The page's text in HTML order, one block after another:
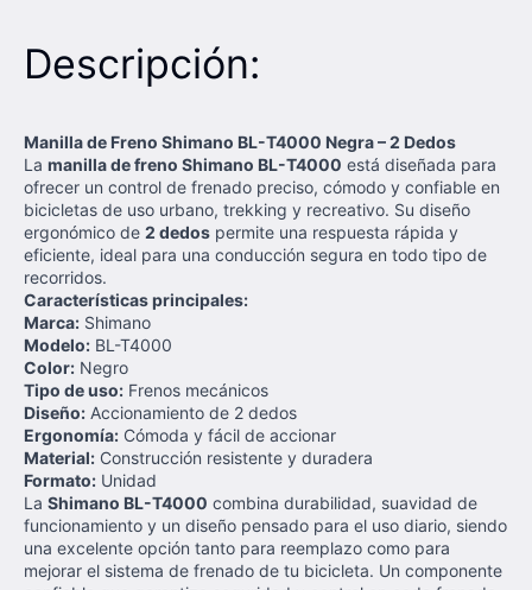
Descripción:
Manilla de Freno Shimano BL-T4000 Negra – 2 Dedos
La manilla de freno Shimano BL-T4000 está diseñada para
ofrecer un control de frenado preciso, cómodo y confiable en
bicicletas de uso urbano, trekking y recreativo. Su diseño
ergonómico de 2 dedos permite una respuesta rápida y
eficiente, ideal para una conducción segura en todo tipo de
recorridos.
Características principales:
Marca: Shimano
Modelo: BL-T4000
Color: Negro
Tipo de uso: Frenos mecánicos
Diseño: Accionamiento de 2 dedos
Ergonomía: Cómoda y fácil de accionar
Material: Construcción resistente y duradera
Formato: Unidad
La Shimano BL-T4000 combina durabilidad, suavidad de
funcionamiento y un diseño pensado para el uso diario, siendo
una excelente opción tanto para reemplazo como para
mejorar el sistema de frenado de tu bicicleta. Un componente